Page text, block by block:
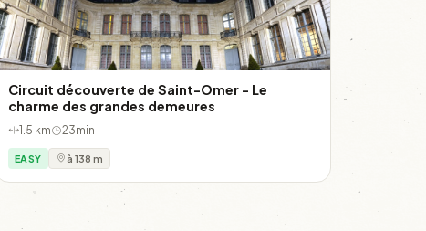
Circuit découverte de Saint-Omer - Le
charme des grandes demeures
1.5 km 23min
EASY à 138 m